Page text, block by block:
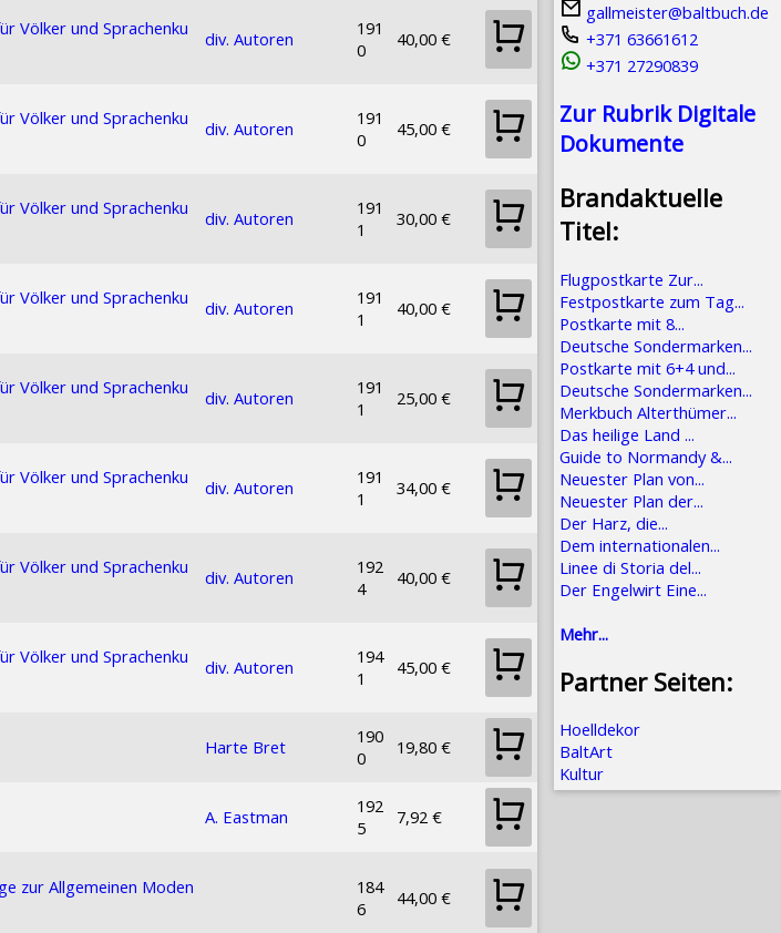
gallmeister@baltbuch.de
+371 63661612
+371 27290839
Zur Rubrik Digitale
Dokumente
Brandaktuelle
Titel:
Flugpostkarte Zur...
Festpostkarte zum Tag...
Postkarte mit 8...
Deutsche Sondermarken...
Postkarte mit 6+4 und...
Deutsche Sondermarken...
Merkbuch Alterthümer...
Das heilige Land ...
Guide to Normandy &...
Neuester Plan von...
Neuester Plan der...
Der Harz, die...
Dem internationalen...
Linee di Storia del...
Der Engelwirt Eine...
Mehr...
Partner Seiten:
Hoelldekor
BaltArt
Kultur
Völker und Sprachenku
div. Autoren
191
0
40,00 €
Völker und Sprachenku
div. Autoren
191
0
45,00 €
Völker und Sprachenku
div. Autoren
191
1
30,00 €
Völker und Sprachenku
div. Autoren
191
1
40,00 €
Völker und Sprachenku
div. Autoren
191
1
25,00 €
Völker und Sprachenku
div. Autoren
191
1
34,00 €
Völker und Sprachenku
div. Autoren
192
4
40,00 €
Völker und Sprachenku
div. Autoren
194
1
45,00 €
Harte Bret
190
0
19,80 €
A. Eastman
192
5
7,92 €
zur Allgemeinen Moden
184
6
44,00 €